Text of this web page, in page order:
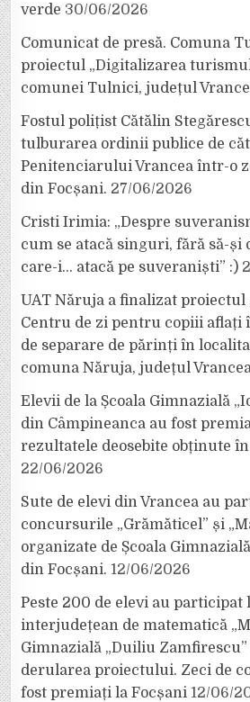
verde 30/06/2026
Comunicat de presă. Comuna
proiectul „Digitalizarea
comunei Tulnici, județul
Fostul polițist Cătălin
tulburarea ordinii publice de
Penitenciarului Vrancea într-o
din Focșani. 27/06/2026
Cristi Irimia: „Despre
cum se atacă singuri, fără să-și
care-i… atacă pe suveraniști” :)
UAT Năruja a finalizat proiectul
Centru de zi pentru copiii aflați
de separare de părinți în
comuna Năruja, județul
Elevii de la Școala Gimnazială
din Câmpineanca au fost
rezultatele deosebite obținute
22/06/2026
Sute de elevi din Vrancea au
concursurile „Grămăticel” și
organizate de Școala
din Focșani. 12/06/2026
Peste 200 de elevi au participat
interjudețean de matematică
Gimnazială „Duiliu
derularea proiectului. Zeci de
fost premiați la Focșani 12/06/